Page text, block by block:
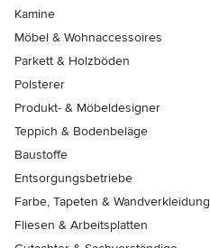
Kamine
Möbel & Wohnaccessoires
Parkett & Holzböden
Polsterer
Produkt- & Möbeldesigner
Teppich & Bodenbeläge
Baustoffe
Entsorgungsbetriebe
Farbe, Tapeten & Wandverkleidung
Fliesen & Arbeitsplatten